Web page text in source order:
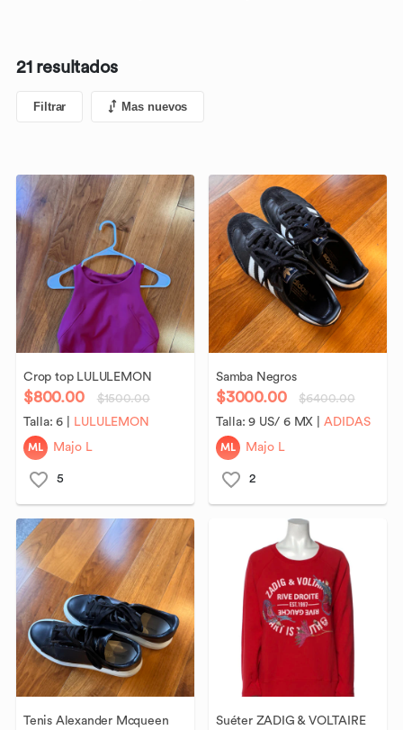
21 resultados
Filtrar Mas nuevos
Crop top LULULEMON
$800.00
$1500.00
Talla:6 LULULEMON
ML Majo L
5
Samba Negros
$3000.00
$6400.00
Talla:9 US/ 6 MX ADIDAS
ML Majo L
2
Tenis Alexander Mcqueen
Suéter ZADIG & VOLTAIRE